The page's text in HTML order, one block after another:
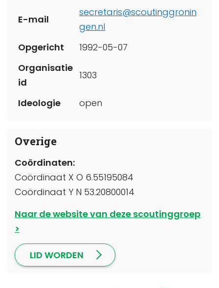
E-mail
secretaris@scoutinggronin
gen.nl
Opgericht
1992-05-07
Organisatie
id
1303
Ideologie open
Overige
Coördinaten:
Coördinaat X O 6.55195084
Coördinaat Y N 53.20800014
Naar de website van deze scoutinggroep
LID WORDEN